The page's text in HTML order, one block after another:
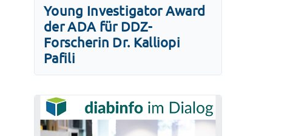
Young Investigator Award
der ADA für DDZ-
Forscherin Dr. Kalliopi
Pafili